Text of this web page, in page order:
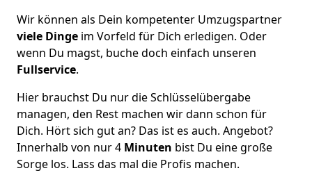
Wir können als Dein kompetenter Umzugspartner
viele Dinge im Vorfeld für Dich erledigen. Oder
wenn Du magst, buche doch einfach unseren
Fullservice.
Hier brauchst Du nur die Schlüsselübergabe
managen, den Rest machen wir dann schon für
Dich. Hört sich gut an? Das ist es auch. Angebot?
Innerhalb von nur 4 Minuten bist Du eine große
Sorge los. Lass das mal die Profis machen.